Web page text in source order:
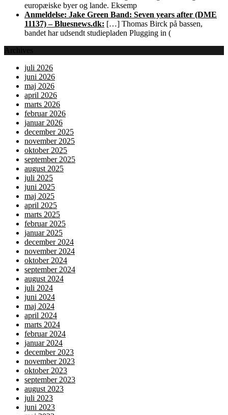
europæiske byer og lande. Eksemp
Anmeldelse: Jake Green Band: Seven years after (DME
11137) – Bluesnews.dk: […] Thomas Birck på bassen,
bandet har udsendt studiepladen Plugging in (
Archives
juli 2026
juni 2026
maj 2026
april 2026
marts 2026
februar 2026
januar 2026
december 2025
november 2025
oktober 2025
september 2025
august 2025
juli 2025
juni 2025
maj 2025
april 2025
marts 2025
februar 2025
januar 2025
december 2024
november 2024
oktober 2024
september 2024
august 2024
juli 2024
juni 2024
maj 2024
april 2024
marts 2024
februar 2024
januar 2024
december 2023
november 2023
oktober 2023
september 2023
august 2023
juli 2023
juni 2023